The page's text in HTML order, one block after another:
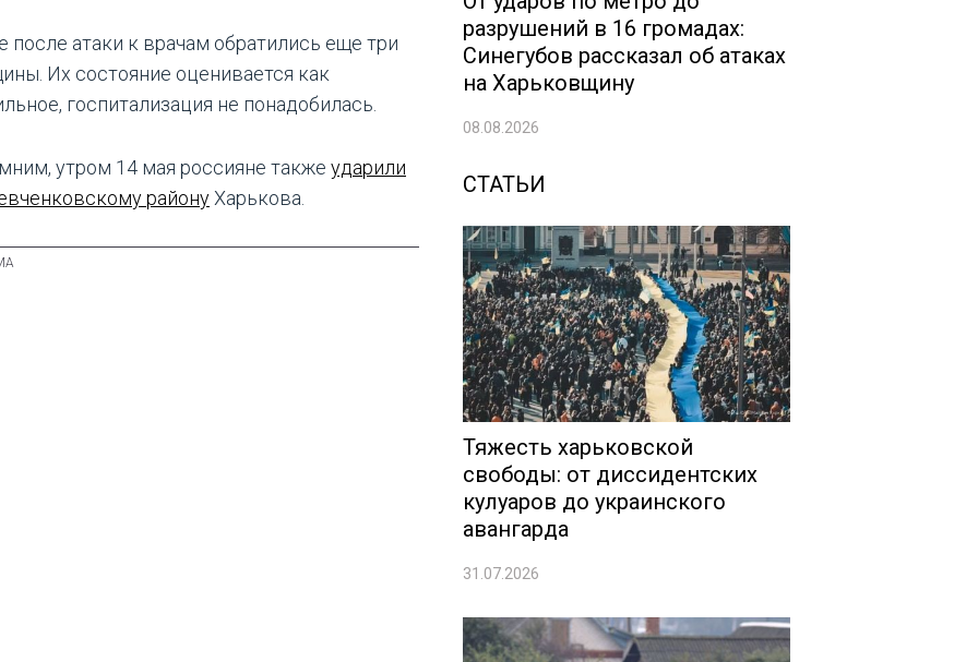
после атаки к врачам обратились еще три
Их состояние оценивается как
госпитализация не понадобилась.
утром 14 мая россияне также ударили
районуХарькова.
разрушений в 16 громадах:
Синегубов рассказал об атаках
на Харьковщину
08.08.2026
СТАТЬИ
Тяжесть харьковской
свободы: от диссидентских
кулуаров до украинского
авангарда
31.07.2026